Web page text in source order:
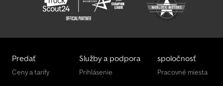
Predať
Ceny a tarify
Služby a podpora
Prihlásenie
spoločnosť
Pracovné miesta